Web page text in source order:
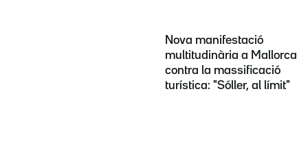
Nova manifestació
multitudinària a Mallorca
contra la massificació
turística: "Sóller, al límit"